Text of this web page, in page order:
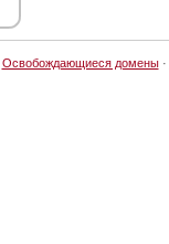
Освобождающиеся домены·